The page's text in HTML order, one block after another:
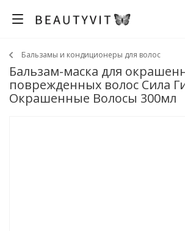
Бальзамы и кондиционеры для волос
Бальзам-маска для
поврежденных волос Сила
Окрашенные Волосы 300мл